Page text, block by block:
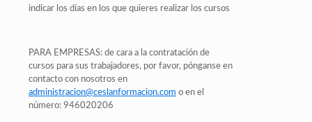
indicar los días en los que quieres realizar los cursos
PARA EMPRESAS: de cara a la contratación de
cursos para sus trabajadores, por favor, pónganse en
contacto con nosotros en
administracion@ceslanformacion.com o en el
número: 946020206